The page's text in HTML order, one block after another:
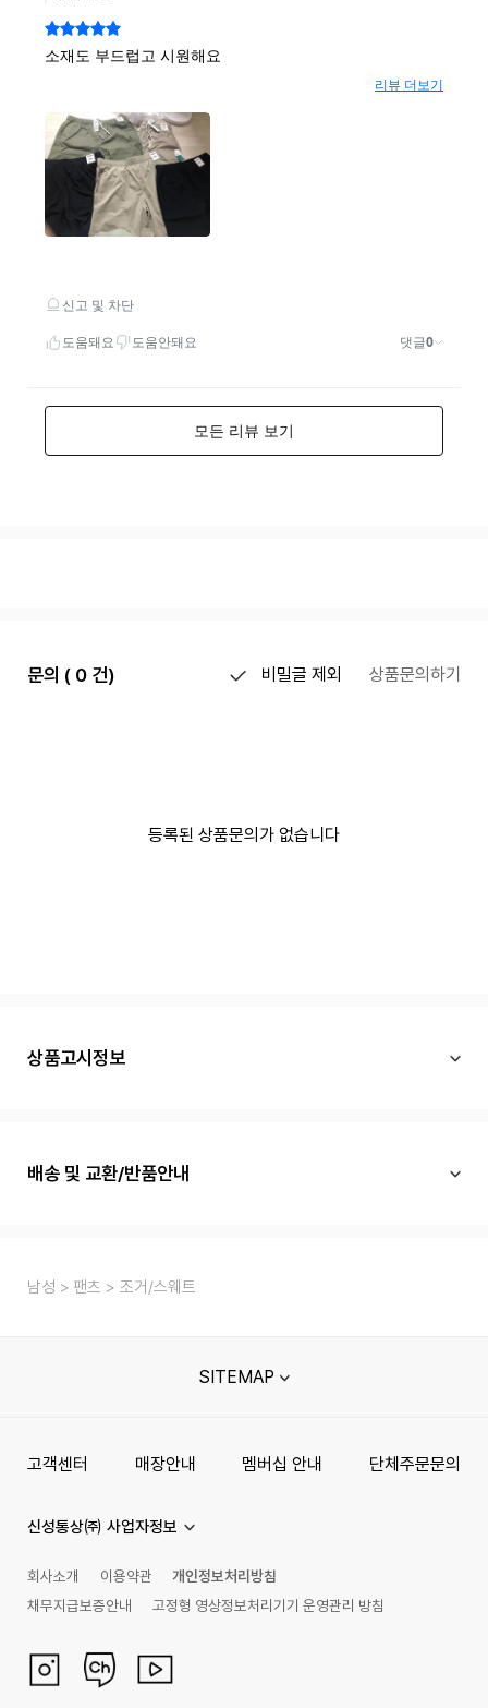
문의 ( 0 건) 비밀글 제외 상품문의하기
등록된 상품문의가 없습니다
상품고시정보
배송 및 교환/반품안내
남성 팬츠 조거/스웨트
SITEMAP
고객센터 매장안내 멤버십 안내 단체주문문의
신성통상㈜ 사업자정보
회사소개 이용약관
개인정보처리방침
채무지급보증안내
고정형 영상정보처리기기 운영관리 방침